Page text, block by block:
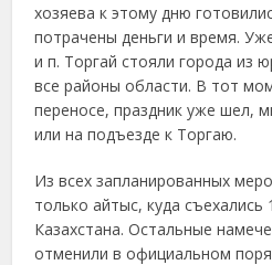
хозяева к этому дню
потрачены деньги и время.
и п. Торгай стояли города из
все районы области. В тот
переносе, праздник уже шел,
или на подъезде к Торгаю.
Из всех запланированных
только айтыс, куда съехались
Казахстана. Остальные
отменили в официальном